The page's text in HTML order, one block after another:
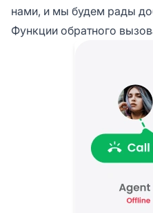
нами, и мы будем рады
Функции обратного